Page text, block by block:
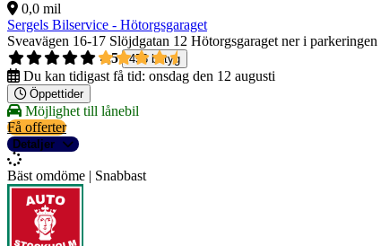
0,0 mil
Sergels Bilservice - Hötorgsgaraget
Sveavägen 16-17 Slöjdgatan 12 Hötorgsgaraget ner i parkeringen
4,5
453 betyg
Du kan tidigast få tid: onsdag den 12 augusti
Öppettider
Möjlighet till lånebil
Få offerter
Detaljer
Bäst omdöme | Snabbast